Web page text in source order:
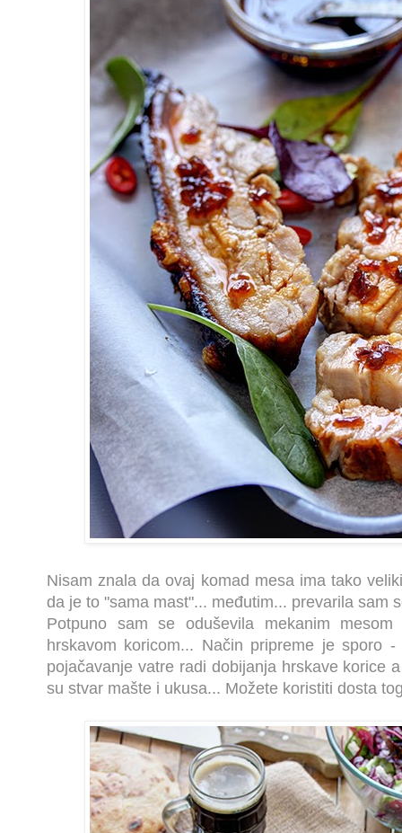
Nisam znala da ovaj komad mesa ima tako
da je to "sama mast"... međutim... prevarila sam
Potpuno sam se oduševila mekanim
hrskavom koricom... Način pripreme je sporo
pojačavanje vatre radi dobijanja hrskave korice
su stvar mašte i ukusa... Možete koristiti dosta